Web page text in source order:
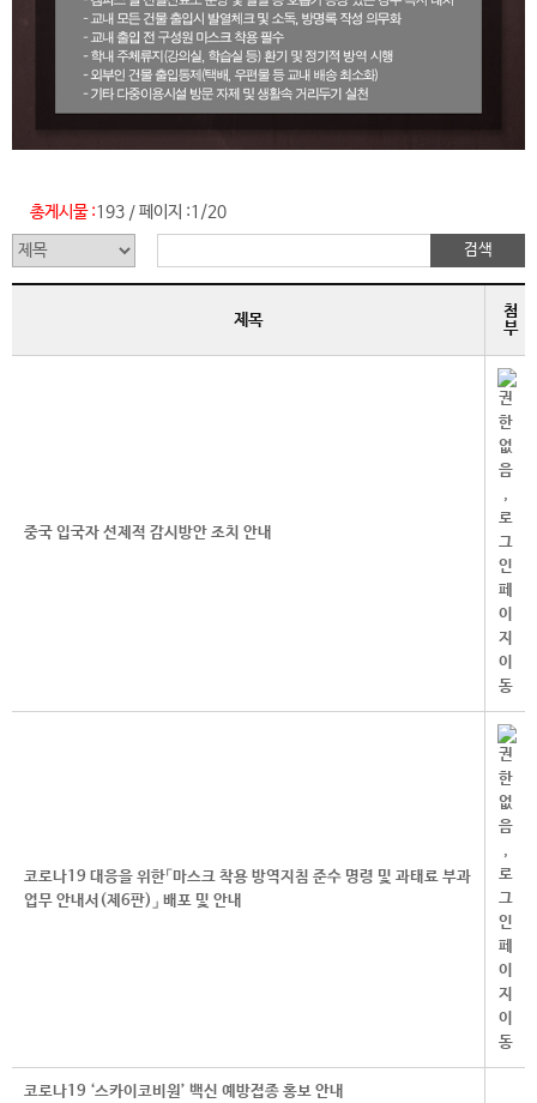
총게시물 :193 /페이지 :1/20
제목
첨
부
중국 입국자 선제적 감시방안 조치 안내
코로나19 대응을 위한「마스크 착용 방역지침 준수 명령 및 과태료 부과
업무 안내서(제6판)」 배포 및 안내
코로나19 ‘스카이코비원’ 백신 예방접종 홍보 안내